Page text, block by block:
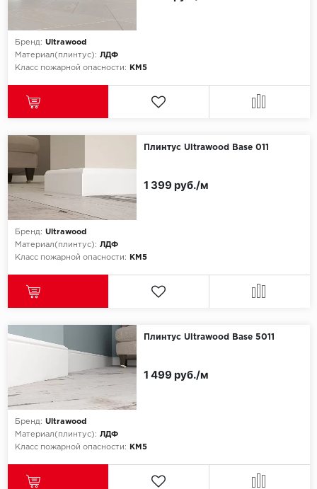
Бренд: Ultrawood
Материал(плинтус): ЛДФ
Класс пожарной опасности:
КМ5
Плинтус Ultrawood Base 011
Бренд: Ultrawood
Материал(плинтус): ЛДФ
Класс пожарной опасности:
КМ5
1 399 руб./м
Плинтус Ultrawood Base 5011
Бренд: Ultrawood
Материал(плинтус): ЛДФ
Класс пожарной опасности:
КМ5
1 499 руб./м